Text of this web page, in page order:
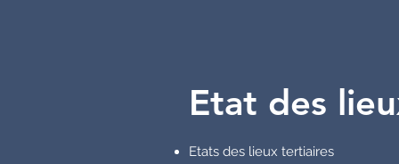
Etat des
Etats des lieux tertiaires